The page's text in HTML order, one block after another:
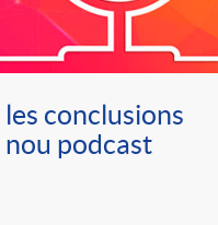
conclusions
podcast